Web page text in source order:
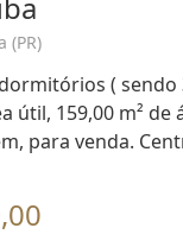
(PR)
( sendo
útil, 159,00 m² de
para venda.